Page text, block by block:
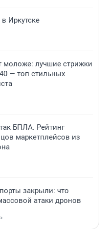
Иркутске
моложе: лучшие стрижки
— топ стильных
БПЛА. Рейтинг
маркетплейсов из
закрыли: что
атаки дронов